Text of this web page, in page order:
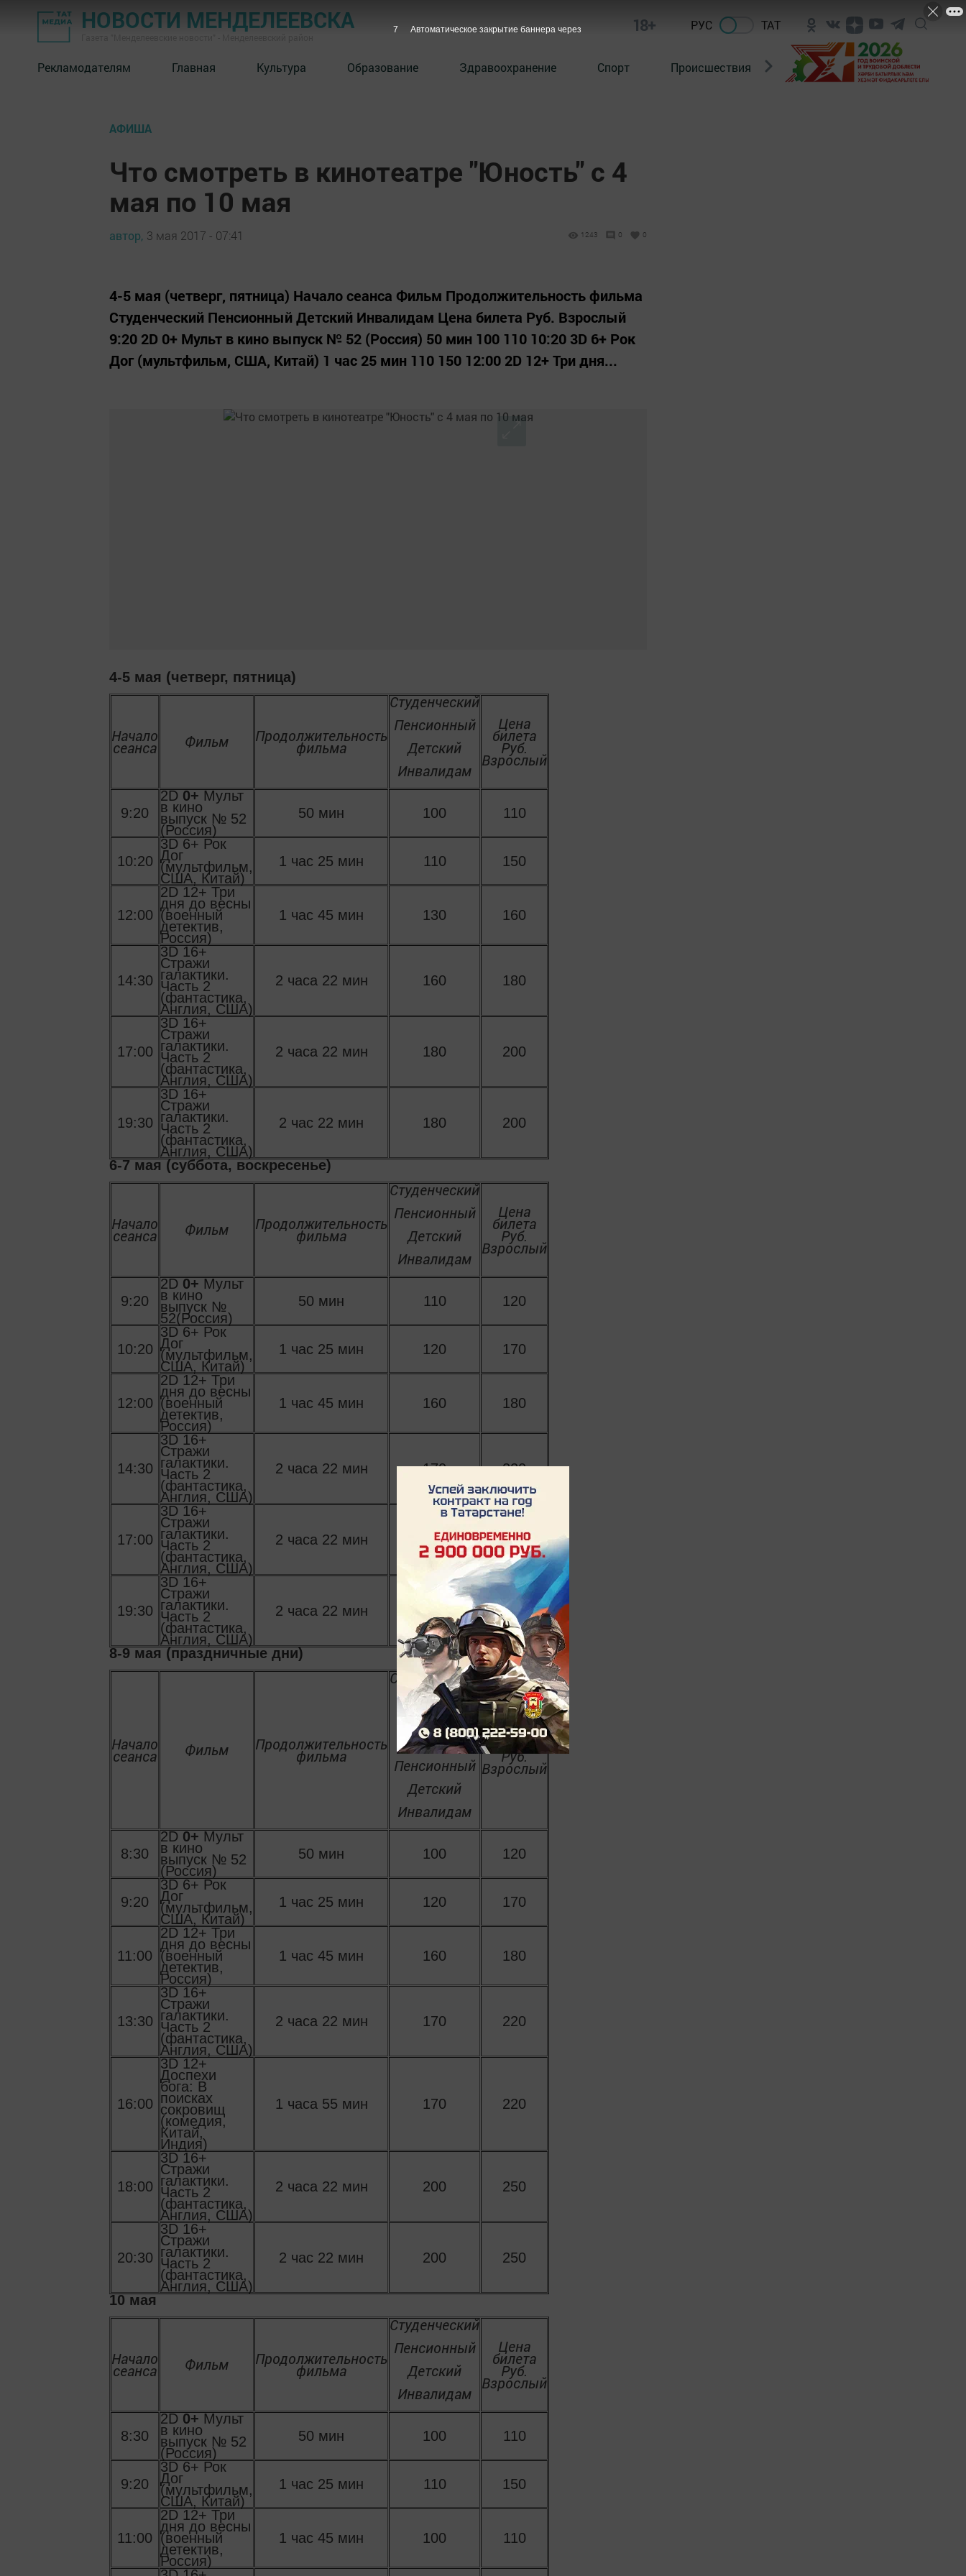
НОВОСТИ МЕНДЕЛЕЕВСКА 18+ РУС ТАТ
Рекламодателям Главная Культура Образование Здравоохранение Спорт Происшествия Новости Госавтоинспекции
АФИША
Что смотреть в кинотеатре "Юность" с 4
мая по 10 мая
автор, 3 мая 2017 - 07:41 1243 0 0
4-5 мая (четверг, пятница) Начало сеанса Фильм Продолжительность фильма
Студенческий Пенсионный Детский Инвалидам Цена билета Руб. Взрослый
9:20 2D 0+ Мульт в кино выпуск № 52 (Россия) 50 мин 100 110 10:20 3D 6+ Рок
Дог (мультфильм, США, Китай) 1 час 25 мин 110 150 12:00 2D 12+ Три дня...
4-5 мая (четверг, пятница)
Начало
сеанса Фильм Продолжительность
фильма
Студенческий
Пенсионный
Детский
Инвалидам
Цена
билета
Руб.
Взрослый
9:20
2D 0+ Мульт
в кино
выпуск № 52
(Россия)
50 мин 100 110
10:20
3D 6+ Рок
Дог
(мультфильм,
США, Китай)
1 час 25 мин 110 150
12:00
2D 12+ Три
дня до весны
(военный
детектив,
Россия)
1 час 45 мин 130 160
14:30
3D 16+
Стражи
галактики.
Часть 2
(фантастика,
Англия, США)
2 часа 22 мин 160 180
17:00
3D 16+
Стражи
галактики.
Часть 2
(фантастика,
Англия, США)
2 часа 22 мин 180 200
19:30
3D 16+
Стражи
галактики.
Часть 2
(фантастика,
Англия, США)
2 час 22 мин 180 200
6-7 мая (суббота, воскресенье)
Начало
сеанса Фильм Продолжительность
фильма
Студенческий
Пенсионный
Детский
Инвалидам
Цена
билета
Руб.
Взрослый
9:20
2D 0+ Мульт
в кино
выпуск №
52(Россия)
50 мин 110 120
10:20
3D 6+ Рок
Дог
(мультфильм,
США, Китай)
1 час 25 мин 120 170
12:00
2D 12+ Три
дня до весны
(военный
детектив,
Россия)
1 час 45 мин 160 180
14:30
3D 16+
Стражи
галактики.
Часть 2
(фантастика,
Англия, США)
2 часа 22 мин 170 220
17:00
3D 16+
Стражи
галактики.
Часть 2
(фантастика,
Англия, США)
2 часа 22 мин 200 250
19:30
3D 16+
Стражи
галактики.
Часть 2
(фантастика,
Англия, США)
2 часа 22 мин 250
8-9 мая (праздничные дни)
Начало
сеанса Фильм Продолжительность
фильма
Студенческий
Пенсионный
Детский
Инвалидам
Цена
билета
Руб.
Взрослый
8:30
2D 0+ Мульт
в кино
выпуск № 52
(Россия)
50 мин 100 120
9:20
3D 6+ Рок
Дог
(мультфильм,
США, Китай)
1 час 25 мин 120 170
11:00
2D 12+ Три
дня до весны
(военный
детектив,
Россия)
1 час 45 мин 160 180
13:30
3D 16+
Стражи
галактики.
Часть 2
(фантастика,
Англия, США)
2 часа 22 мин 170 220
16:00
3D 12+
Доспехи
бога: В
поисках
сокровищ
(комедия,
Китай,
Индия)
1 часа 55 мин 170 220
18:00
3D 16+
Стражи
галактики.
Часть 2
(фантастика,
Англия, США)
2 часа 22 мин 200 250
20:30
3D 16+
Стражи
галактики.
Часть 2
(фантастика,
Англия, США)
2 час 22 мин 200 250
10 мая
Начало
сеанса Фильм Продолжительность
фильма
Студенческий
Пенсионный
Детский
Инвалидам
Цена
билета
Руб.
Взрослый
8:30
2D 0+ Мульт
в кино
выпуск № 52
(Россия)
50 мин 100 110
9:20
3D 6+ Рок
Дог
(мультфильм,
США, Китай)
1 час 25 мин 110 150
11:00
2D 12+ Три
дня до весны
(военный
детектив,
Россия)
1 час 45 мин 100 110
6 Автоматическое закрытие баннера через